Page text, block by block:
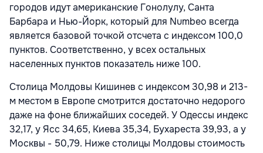
городов идут американские Гонолулу, Санта
Барбара и Нью-Йорк, который для Numbeo всегда
является базовой точкой отсчета с индексом 100,0
пунктов. Соответственно, у всех остальных
населенных пунктов показатель ниже 100.
Столица Молдовы Кишинев с индексом 30,98 и 213-
м местом в Европе смотрится достаточно недорого
даже на фоне ближайших соседей. У Одессы индекс
32,17, у Ясс 34,65, Киева 35,34, Бухареста 39,93, а у
Москвы - 50,79. Ниже столицы Молдовы стоимость